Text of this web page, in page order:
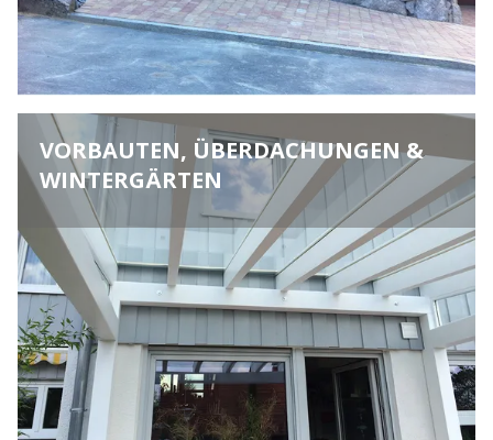
VORBAUTEN, ÜBERDACHUNGEN &
WINTERGÄRTEN